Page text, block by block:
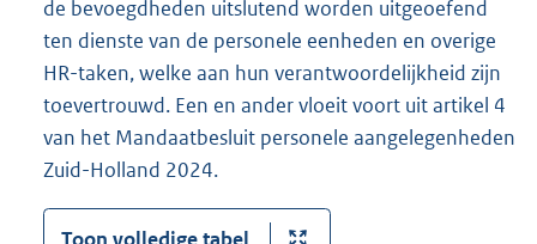
de bevoegdheden uitslutend worden uitgeoefend
ten dienste van de personele eenheden en overige
HR-taken, welke aan hun verantwoordelijkheid zijn
toevertrouwd. Een en ander vloeit voort uit artikel 4
van het Mandaatbesluit personele aangelegenheden
Zuid-Holland 2024.